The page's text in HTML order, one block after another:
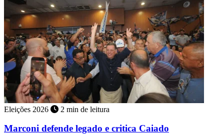
Eleições 2026 2 min de leitura
Marconi defende legado e critica Caiado